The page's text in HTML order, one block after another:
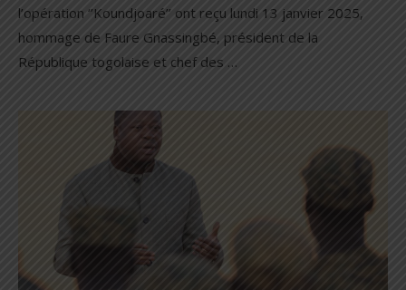
l’opération ‘’Koundjoaré’’ ont reçu lundi 13 janvier 2025,
hommage de Faure Gnassingbé, président de la
République togolaise et chef des …